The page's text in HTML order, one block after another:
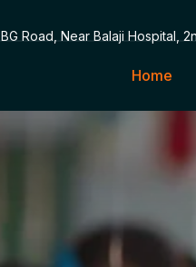
BG Road, Near Balaji Hospital,
Home